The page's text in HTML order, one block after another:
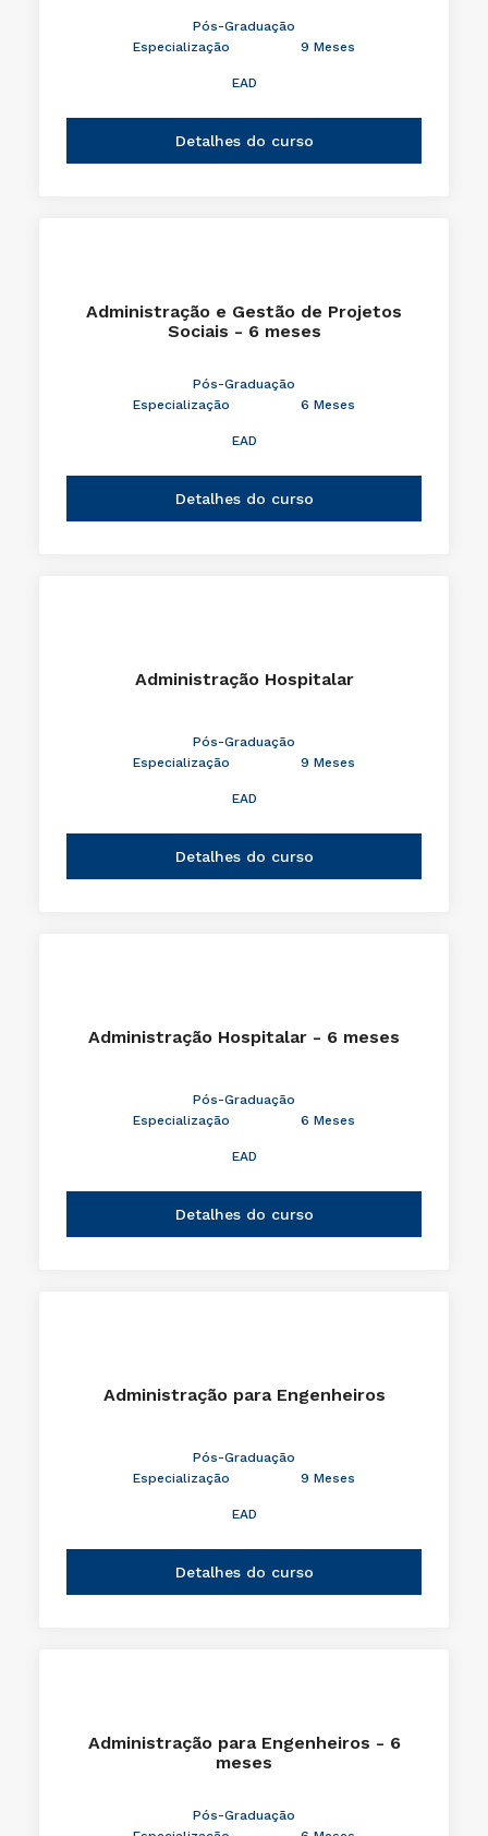
Pós-Graduação
Especialização
9 Meses
EAD
Detalhes do curso
Administração e Gestão de Projetos
Sociais - 6 meses
Pós-Graduação
Especialização
6 Meses
EAD
Detalhes do curso
Administração Hospitalar
Pós-Graduação
Especialização
9 Meses
EAD
Detalhes do curso
Administração Hospitalar - 6 meses
Pós-Graduação
Especialização
6 Meses
EAD
Detalhes do curso
Administração para Engenheiros
Pós-Graduação
Especialização
9 Meses
EAD
Detalhes do curso
Administração para Engenheiros - 6
meses
Pós-Graduação